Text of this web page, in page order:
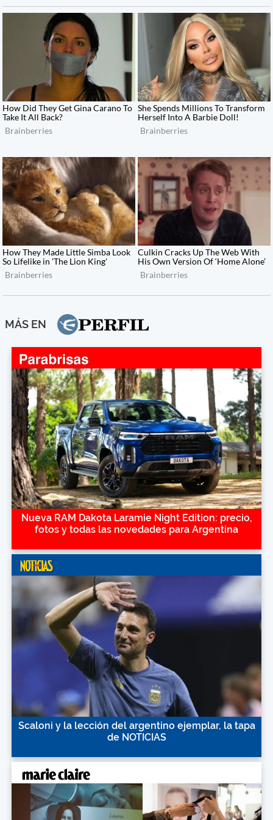
MÁS EN
Nueva RAM Dakota Laramie Night Edition: precio,
fotos y todas las novedades para Argentina
Scaloni y la lección del argentino ejemplar, la tapa
de NOTICIAS